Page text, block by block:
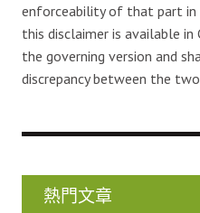
enforceability of that part in
this disclaimer is available in
the governing version and
discrepancy between the
熱門文章